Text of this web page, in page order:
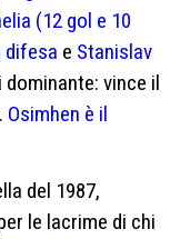
(12 gol e 10
difesa e Stanislav
dominante: vince il
Osimhen è il
del 1987,
le lacrime di chi